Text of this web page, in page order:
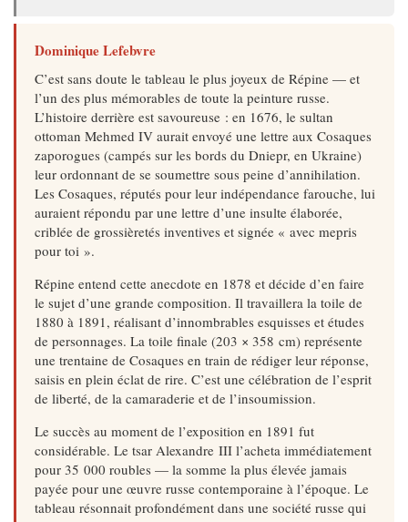
Dominique Lefebvre
C’est sans doute le tableau le plus joyeux de Répine — et
l’un des plus mémorables de toute la peinture russe.
L’histoire derrière est savoureuse : en 1676, le sultan
ottoman Mehmed IV aurait envoyé une lettre aux Cosaques
zaporogues (campés sur les bords du Dniepr, en Ukraine)
leur ordonnant de se soumettre sous peine d’annihi­lation.
Les Cosaques, réputés pour leur indépendance farouche, lui
auraient répondu par une lettre d’une insulte élaborée,
criblée de grossièretés inventives et signée « avec mepris
pour toi ».
Répine entend cette anecdote en 1878 et décide d’en faire
le sujet d’une grande composition. Il travaillera la toile de
1880 à 1891, réalisant d’innombrables esquisses et études
de personnages. La toile finale (203 × 358 cm) représente
une trentaine de Cosaques en train de rédiger leur réponse,
saisis en plein éclat de rire. C’est une célébration de l’esprit
de liberté, de la camaraderie et de l’insoumission.
Le succès au moment de l’exposition en 1891 fut
considérable. Le tsar Alexandre III l’acheta immédiatement
pour 35 000 roubles — la somme la plus élevée jamais
payée pour une œuvre russe contemporaine à l’époque. Le
tableau résonnait profondément dans une société russe qui